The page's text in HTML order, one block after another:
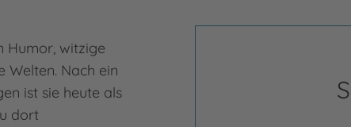
Humor, witzige
Welten. Nach ein
ist sie heute als
dort